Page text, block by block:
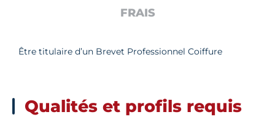
FRAIS
Être titulaire d’un Brevet Professionnel Coiffure
Qualités et profils requis